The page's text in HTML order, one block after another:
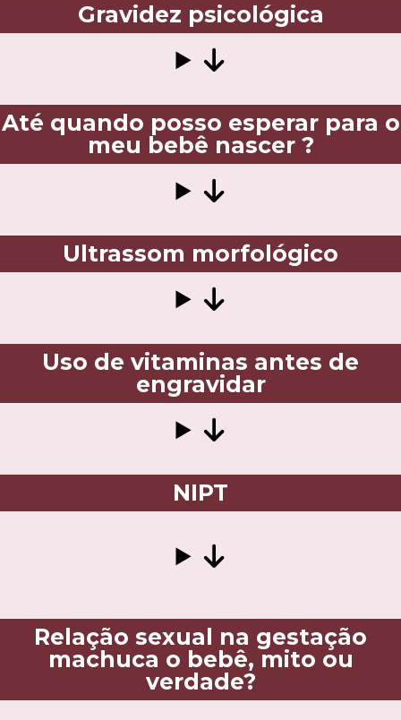
Gravidez psicológica
Até quando posso esperar para o
meu bebê nascer ?
Ultrassom morfológico
Uso de vitaminas antes de
engravidar
NIPT
Relação sexual na gestação
machuca o bebê, mito ou
verdade?